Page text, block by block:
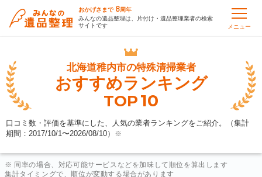
おかげさまで 8周年
みんなの遺品整理は、片付け・遺品整理業者の検索
サイトです
メニュー
北海道稚内市の特殊清掃業者
おすすめランキング
TOP10
口コミ数・評価を基準にした、人気の業者ランキングをご紹介。（集計
期間：2017/10/1〜2026/08/10） ※
※ 同率の場合、対応可能サービスなどを加味して順位を算出します
集計タイミングで、順位が変動する場合があります